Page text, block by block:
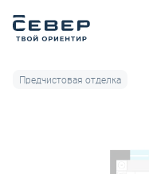
1-комнатная
Ипотекаот 21 908 руб.
Предчистовая отделка